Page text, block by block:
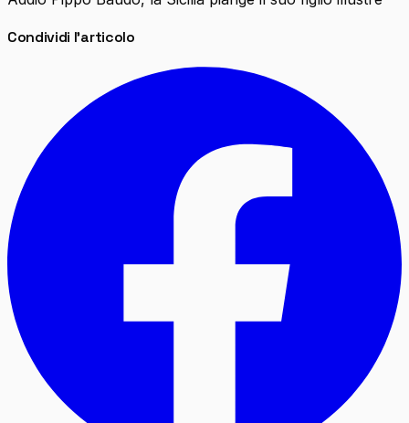
Condividi l'articolo